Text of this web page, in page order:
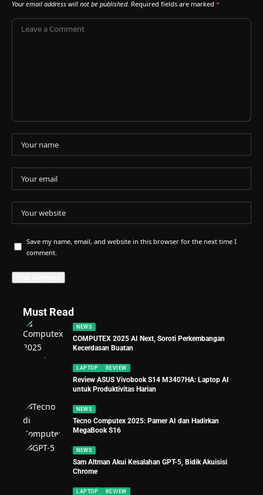
Your email address will not be published. Required fields are marked *
Save my name, email, and website in this browser for the next time I
comment.
Must Read
NEWS
COMPUTEX 2025 AI Next, Soroti Perkembangan
Kecerdasan Buatan
LAPTOP REVIEW
Review ASUS Vivobook S14 M3407HA: Laptop AI
untuk Produktivitas Harian
NEWS
Tecno Computex 2025: Pamer AI dan Hadirkan
MegaBook S16
NEWS
Sam Altman Akui Kesalahan GPT-5, Bidik Akuisisi
Chrome
LAPTOP REVIEW